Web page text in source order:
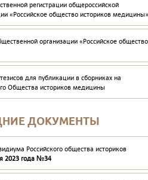
регистрации общероссийской
«Российское общество историков медицины»
организации «Российское общество
для публикации в сборниках на
Общества историков медицины
ДОКУМЕНТЫ
Российского общества историков
2023 года №34